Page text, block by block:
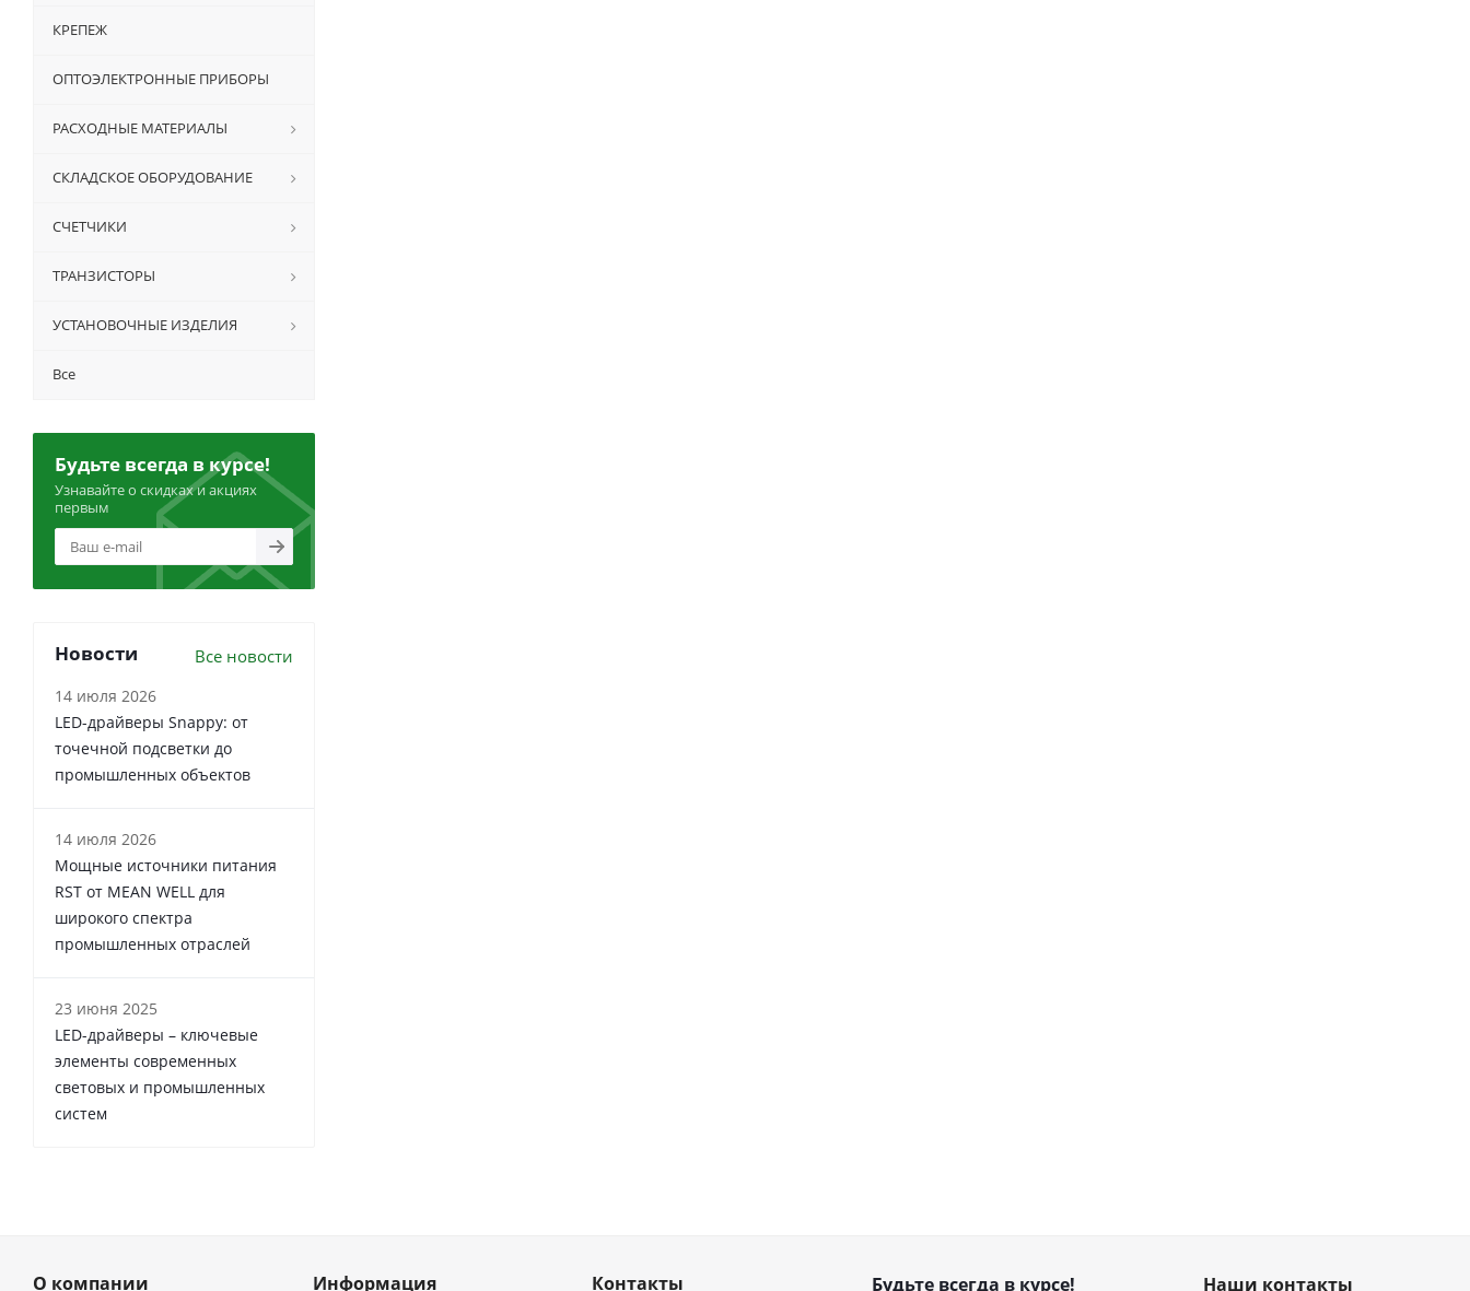
КРЕПЕЖ
ОПТОЭЛЕКТРОННЫЕ ПРИБОРЫ
РАСХОДНЫЕ МАТЕРИАЛЫ
СКЛАДСКОЕ ОБОРУДОВАНИЕ
СЧЕТЧИКИ
ТРАНЗИСТОРЫ
УСТАНОВОЧНЫЕ ИЗДЕЛИЯ
Все
Будьте всегда в курсе!
Узнавайте о скидках и акциях
первым
Новости Все новости
14 июля 2026
LED-драйверы Snappy: от
точечной подсветки до
промышленных объектов
14 июля 2026
Мощные источники питания
RST от MEAN WELL для
широкого спектра
промышленных отраслей
23 июня 2025
LED-драйверы – ключевые
элементы современных
световых и промышленных
систем
О компании Информация Контакты Будьте всегда в курсе! Наши контакты